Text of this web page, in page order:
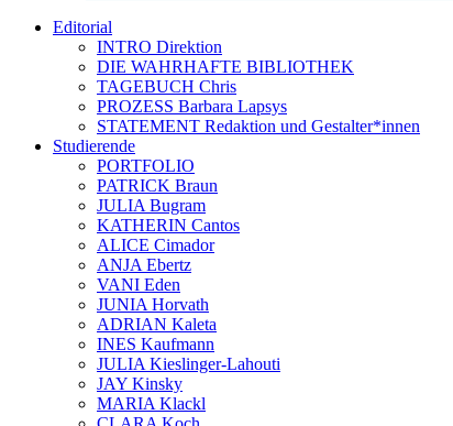
Editorial
INTRO Direktion
DIE WAHRHAFTE BIBLIOTHEK
TAGEBUCH Chris
PROZESS Barbara Lapsys
STATEMENT Redaktion und Gestalter*innen
Studierende
PORTFOLIO
PATRICK Braun
JULIA Bugram
KATHERIN Cantos
ALICE Cimador
ANJA Ebertz
VANI Eden
JUNIA Horvath
ADRIAN Kaleta
INES Kaufmann
JULIA Kieslinger-Lahouti
JAY Kinsky
MARIA Klackl